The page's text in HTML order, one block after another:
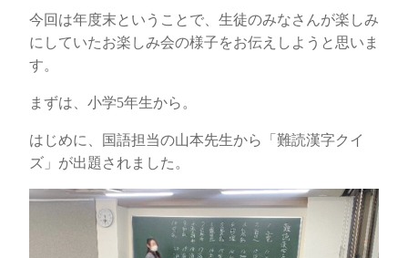
今回は年度末ということで、生徒のみなさんが楽しみ
にしていたお楽しみ会の様子をお伝えしようと思いま
す。
まずは、小学5年生から。
はじめに、国語担当の山本先生から「難読漢字クイ
ズ」が出題されました。